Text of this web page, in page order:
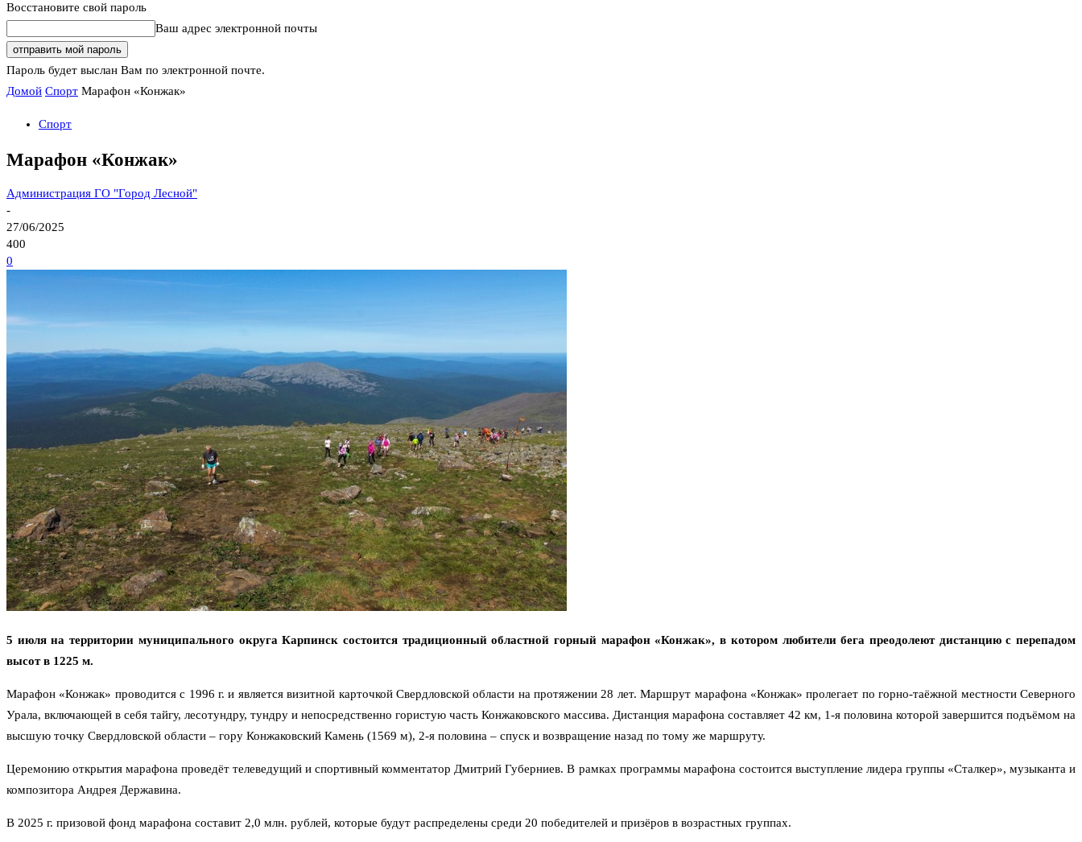
Восстановите свой пароль
Ваш адрес электронной почты
Пароль будет выслан Вам по электронной почте.
Домой Спорт Марафон «Конжак»
Спорт
Марафон «Конжак»
Администрация ГО "Город Лесной"
-
27/06/2025
400
0
5 июля на территории муниципального округа Карпинск состоится традиционный областной горный марафон «Конжак», в котором любители бега преодолеют дистанцию с перепадом
высот в 1225 м.
Марафон «Конжак» проводится с 1996 г. и является визитной карточкой Свердловской области на протяжении 28 лет. Маршрут марафона «Конжак» пролегает по горно-таёжной местности Северного
Урала, включающей в себя тайгу, лесотундру, тундру и непосредственно гористую часть Конжаковского массива. Дистанция марафона составляет 42 км, 1-я половина которой завершится подъёмом на
высшую точку Свердловской области – гору Конжаковский Камень (1569 м), 2-я половина – спуск и возвращение назад по тому же маршруту.
Церемонию открытия марафона проведёт телеведущий и спортивный комментатор Дмитрий Губерниев. В рамках программы марафона состоится выступление лидера группы «Сталкер», музыканта и
композитора Андрея Державина.
В 2025 г. призовой фонд марафона составит 2,0 млн. рублей, которые будут распределены среди 20 победителей и призёров в возрастных группах.